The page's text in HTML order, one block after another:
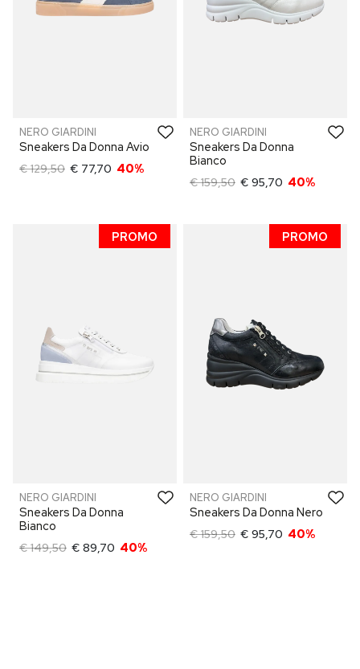
NERO GIARDINI
Sneakers Da Donna Avio
€ 129,50 € 77,70 40%
NERO GIARDINI
Sneakers Da Donna
Bianco
€ 159,50 € 95,70 40%
PROMO
NERO GIARDINI
Sneakers Da Donna
Bianco
€ 149,50 € 89,70 40%
PROMO
NERO GIARDINI
Sneakers Da Donna Nero
€ 159,50 € 95,70 40%